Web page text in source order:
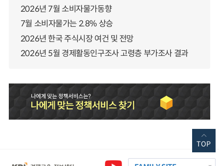
2026년 7월 소비자물가동향
7월 소비자물가는 2.8% 상승
2026년 한국 주식시장 여건 및 전망
2026년 5월 경제활동인구조사 고령층 부가조사 결과
TOP